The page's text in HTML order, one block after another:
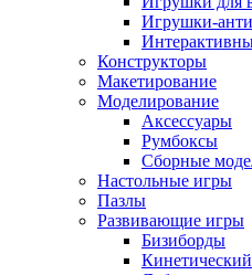
Игрушки-
Конструкторы
Макетирование
Моделирование
Аксессуары
Румбоксы
Сборные
Настольные игры
Пазлы
Развивающие игры
Бизиборды